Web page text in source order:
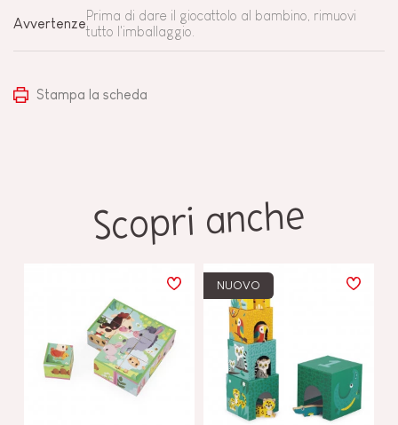
Avvertenze
Prima di dare il giocattolo al bambino, rimuovi
tutto l'imballaggio.
Stampa la scheda
Scopri anche
NUOVO